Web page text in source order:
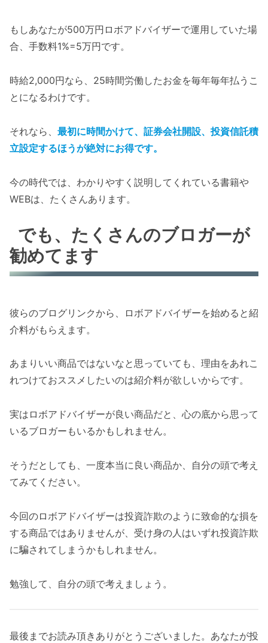
もしあなたが500万円ロボアドバイザーで運用していた場
合、手数料1%=5万円です。
時給2,000円なら、25時間労働したお金を毎年毎年払うこ
とになるわけです。
それなら、 最初に時間かけて、証券会社開設、投資信託積
立設定するほうが絶対にお得です。
今の時代では、わかりやすく説明してくれている書籍や
WEBは、たくさんあります。
でも、たくさんのブロガーが
勧めてます
彼らのブログリンクから、ロボアドバイザーを始めると紹
介料がもらえます。
あまりいい商品ではないなと思っていても、理由をあれこ
れつけておススメしたいのは紹介料が欲しいからです。
実はロボアドバイザーが良い商品だと、心の底から思って
いるブロガーもいるかもしれません。
そうだとしても、一度本当に良い商品か、自分の頭で考え
てみてください。
今回のロボアドバイザーは投資詐欺のように致命的な損を
する商品ではありませんが、受け身の人はいずれ投資詐欺
に騙されてしまうかもしれません。
勉強して、自分の頭で考えましょう。
最後までお読み頂きありがとうございました。あなたが投